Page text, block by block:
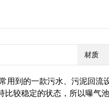
材质
用到的一款污水、污泥回
较稳定的状态，所以曝气